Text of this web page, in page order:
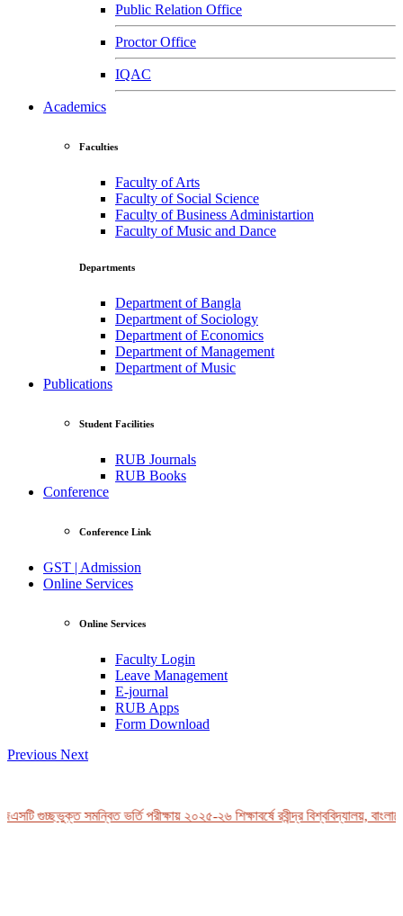
Public Relation Office
Proctor Office
IQAC
Academics
Faculties
Faculty of Arts
Faculty of Social Science
Faculty of Business Administartion
Faculty of Music and Dance
Departments
Department of Bangla
Department of Sociology
Department of Economics
Department of Management
Department of Music
Publications
Student Facilities
RUB Journals
RUB Books
Conference
Conference Link
GST | Admission
Online Services
Online Services
Faculty Login
Leave Management
E-journal
RUB Apps
Form Download
Previous Next
গুচ্ছভুক্ত সমন্বিত ভর্তি পরীক্ষায় ২০২৫-২৬ শিক্ষাবর্ষে রবীন্দ্র বিশ্ববিদ্যালয়,